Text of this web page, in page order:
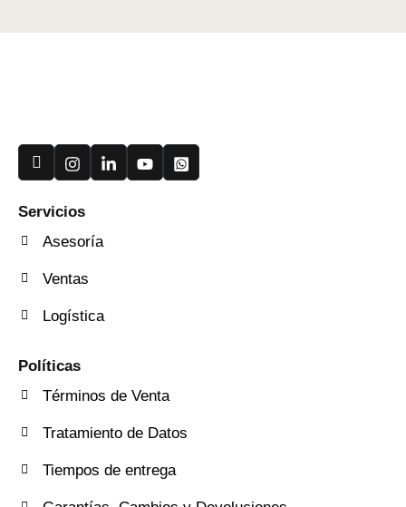
Servicios
Asesoría
Ventas
Logística
Políticas
Términos de Venta
Tratamiento de Datos
Tiempos de entrega